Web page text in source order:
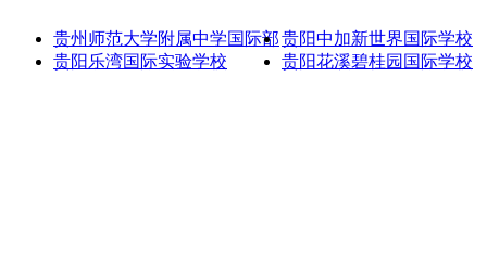
贵州师范大学附属中学国际部贵阳中加新世界国际学校
贵阳乐湾国际实验学校
贵阳花溪碧桂园国际学校